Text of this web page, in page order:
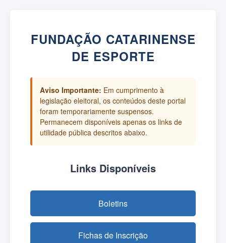
FUNDAÇÃO CATARINENSE
DE ESPORTE
Aviso Importante: Em cumprimento à
legislação eleitoral, os conteúdos deste portal
foram temporariamente suspensos.
Permanecem disponíveis apenas os links de
utilidade pública descritos abaixo.
Links Disponíveis
Boletins
Fichas de Inscrição